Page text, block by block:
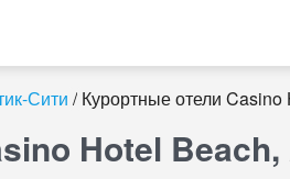
Сити Курортные отели
Hotel